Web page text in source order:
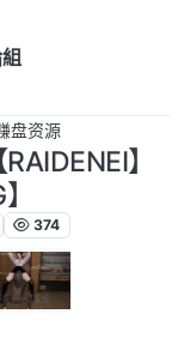
盘资源
】
374